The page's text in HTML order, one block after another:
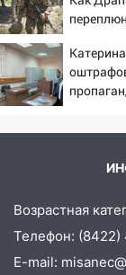
11:38
ЕГЭ с 2027
11:25
В
площадках
Валерия
золота в
11:16 В
доску
Возрастная
Телефон:
E-mail: